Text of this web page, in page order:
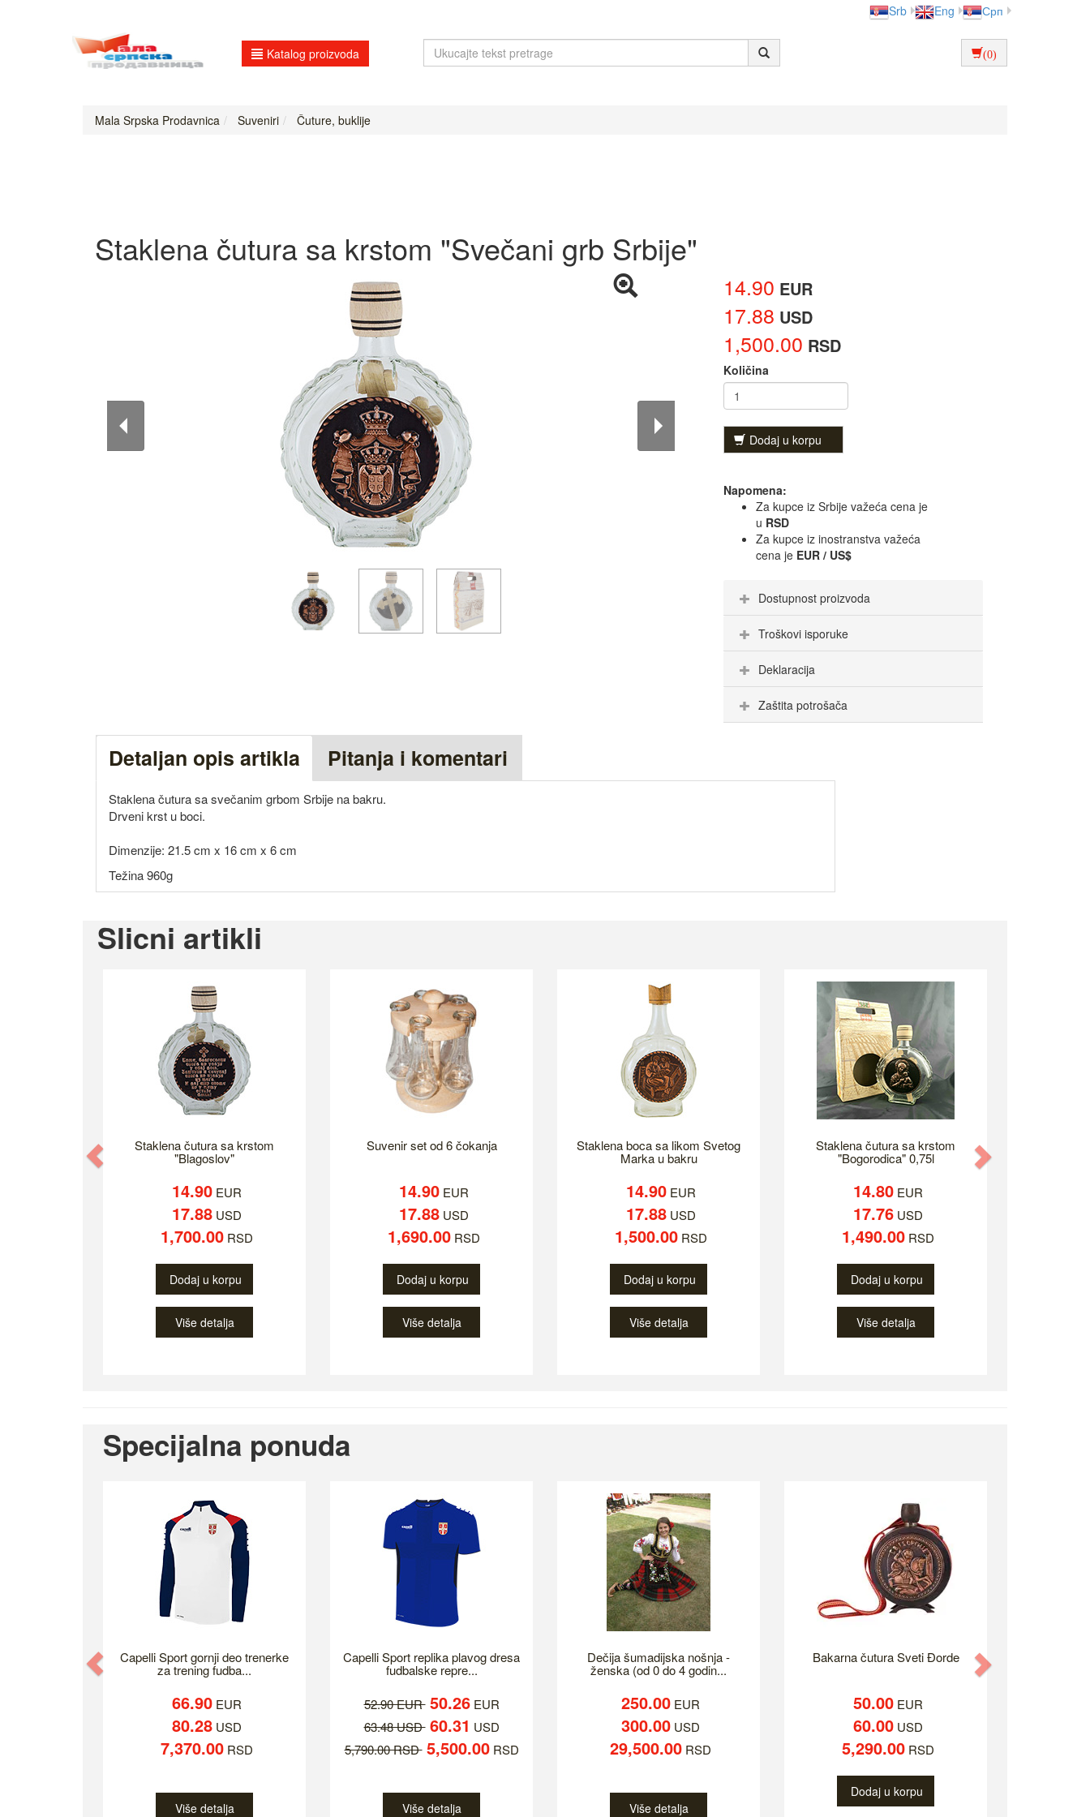
Srb Eng Срп
Katalog proizvoda (0)
Mala Srpska Prodavnica Suveniri Čuture, buklije
Staklena čutura sa krstom "Svečani grb Srbije"
14.90 EUR
17.88 USD
1,500.00 RSD
Količina
Dodaj u korpu
Napomena:
Za kupce iz Srbije važeća cena je
u RSD
Za kupce iz inostranstva važeća
cena je EUR / US$
Dostupnost proizvoda
Troškovi isporuke
Deklaracija
Zaštita potrošača
Detaljan opis artikla Pitanja i komentari
Staklena čutura sa svečanim grbom Srbije na bakru.
Drveni krst u boci.
Dimenzije: 21.5 cm x 16 cm x 6 cm
Težina 960g
Slicni artikli
Staklena čutura sa krstom
"Blagoslov"
14.90EUR
17.88USD
1,700.00RSD
Dodaj u korpu
Više detalja
Suvenir set od 6 čokanja
14.90EUR
17.88USD
1,690.00RSD
Dodaj u korpu
Više detalja
Staklena boca sa likom Svetog
Marka u bakru
14.90EUR
17.88USD
1,500.00RSD
Dodaj u korpu
Više detalja
Staklena čutura sa krstom
"Bogorodica" 0,75l
14.80EUR
17.76USD
1,490.00RSD
Dodaj u korpu
Više detalja
Previous
Specijalna ponuda
Capelli Sport gornji deo trenerke
za trening fudba...
66.90EUR
80.28USD
7,370.00RSD
Više detalja
Capelli Sport replika plavog dresa
fudbalske repre...
52.90 EUR 50.26EUR
63.48 USD 60.31 USD
5,790.00 RSD 5,500.00RSD
Više detalja
Dečija šumadijska nošnja -
ženska (od 0 do 4 godin...
250.00 EUR
300.00 USD
29,500.00 RSD
Više detalja
Bakarna čutura Sveti Đorde
50.00EUR
60.00USD
5,290.00RSD
Dodaj u korpu
Previous